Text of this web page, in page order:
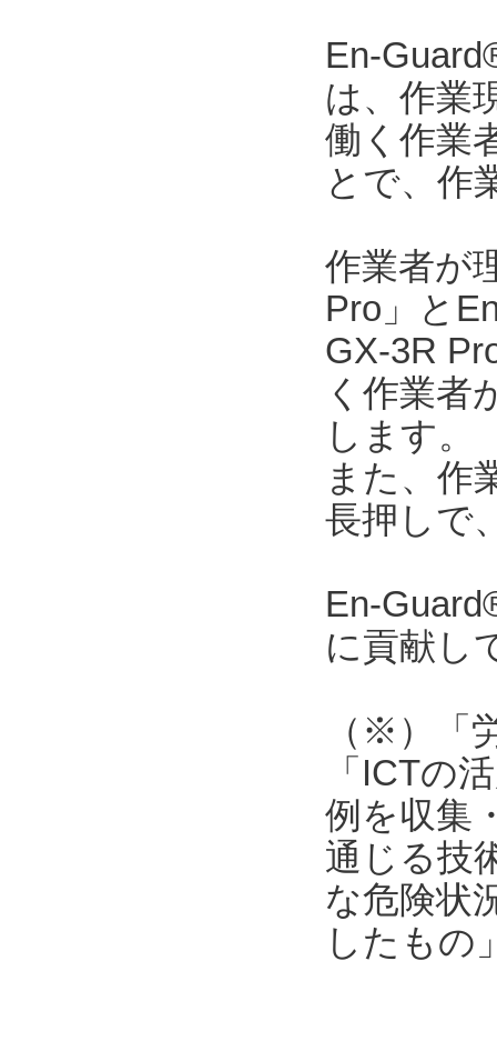
En-
は、作業
働く作業
とで、作
作業者が
Pro」と
GX-3R
く作業者
します。
また、作
長押しで
En-
に貢献し
（※）「
「ICTの
例を収集
通じる技
な危険状
したもの